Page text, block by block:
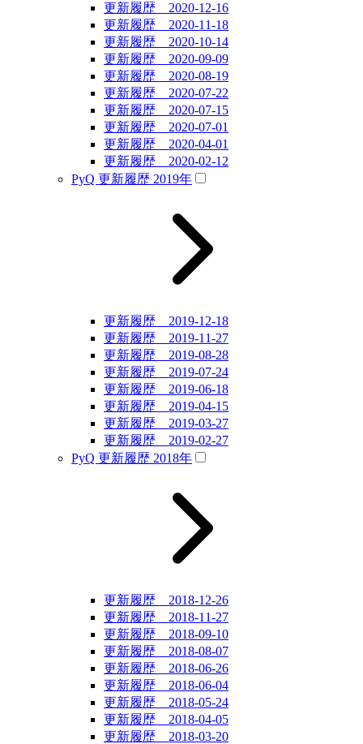
更新履歴 2020-12-16
更新履歴 2020-11-18
更新履歴 2020-10-14
更新履歴 2020-09-09
更新履歴 2020-08-19
更新履歴 2020-07-22
更新履歴 2020-07-15
更新履歴 2020-07-01
更新履歴 2020-04-01
更新履歴 2020-02-12
PyQ 更新履歴 2019年
更新履歴 2019-12-18
更新履歴 2019-11-27
更新履歴 2019-08-28
更新履歴 2019-07-24
更新履歴 2019-06-18
更新履歴 2019-04-15
更新履歴 2019-03-27
更新履歴 2019-02-27
PyQ 更新履歴 2018年
更新履歴 2018-12-26
更新履歴 2018-11-27
更新履歴 2018-09-10
更新履歴 2018-08-07
更新履歴 2018-06-26
更新履歴 2018-06-04
更新履歴 2018-05-24
更新履歴 2018-04-05
更新履歴 2018-03-20